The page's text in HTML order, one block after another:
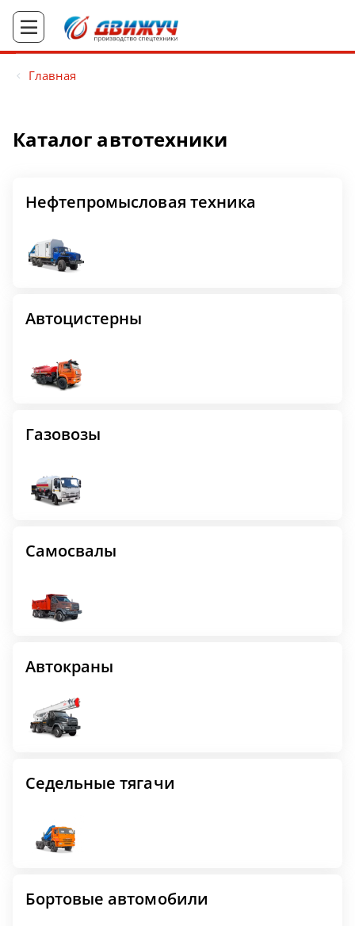
Главная
Каталог автотехники
Нефтепромысловая техника
Автоцистерны
Газовозы
Самосвалы
Автокраны
Седельные тягачи
Бортовые автомобили